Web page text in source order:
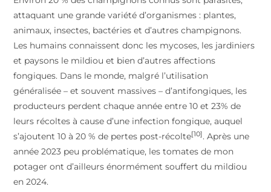
attaquant une grande variété d’organismes : plantes,
animaux, insectes, bactéries et d’autres champignons.
Les humains connaissent donc les mycoses, les jardiniers
et paysons le mildiou et bien d’autres affections
fongiques. Dans le monde, malgré l’utilisation
généralisée – et souvent massives – d’antifongiques, les
producteurs perdent chaque année entre 10 et 23% de
leurs récoltes à cause d’une infection fongique, auquel
s’ajoutent 10 à 20 % de pertes post-récolte[10]. Après une
année 2023 peu problématique, les tomates de mon
potager ont d’ailleurs énormément souffert du mildiou
en 2024.